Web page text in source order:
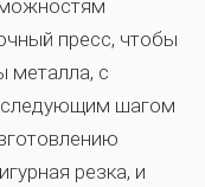
пресс, чтобы
металла, с
следующим шагом
резка, и